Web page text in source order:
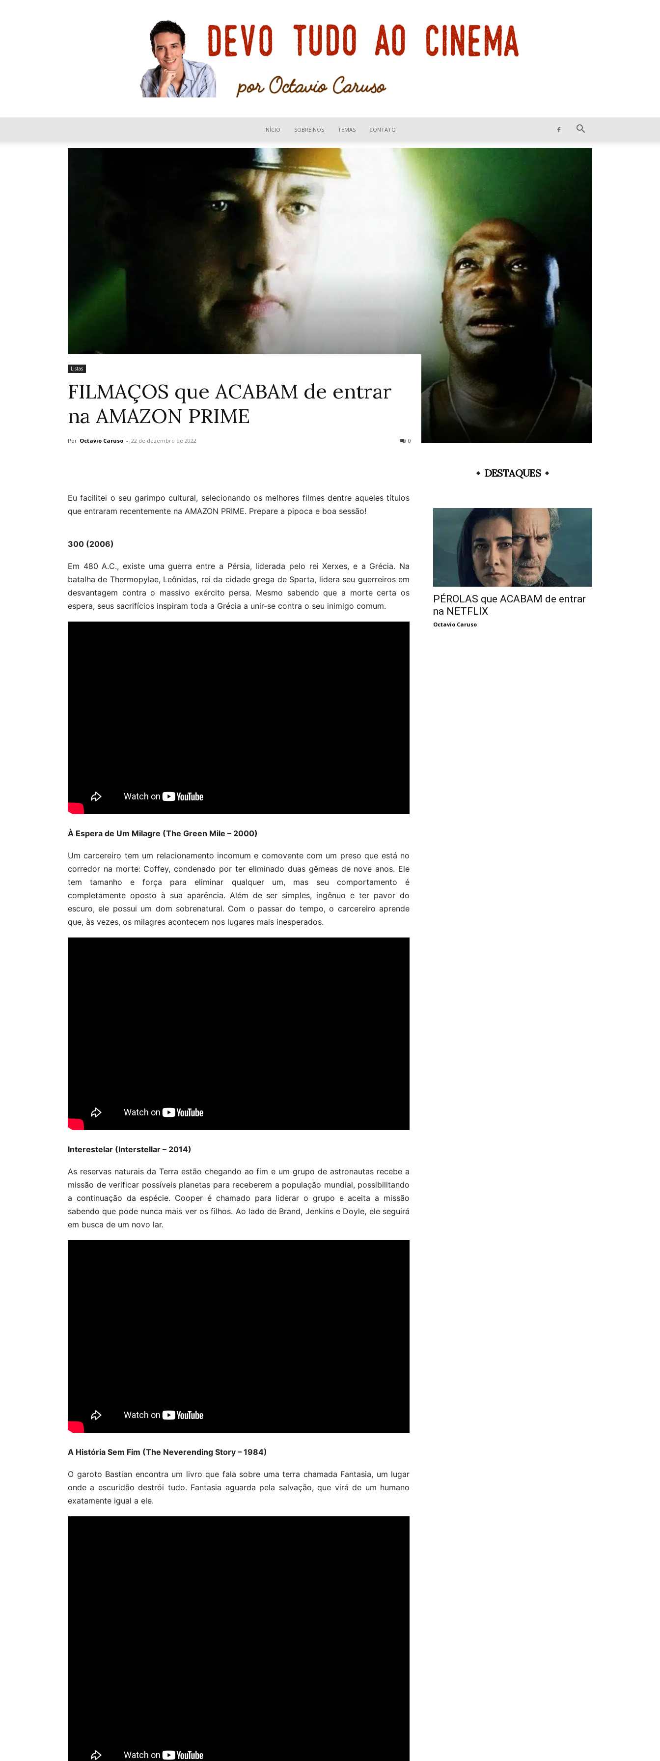
Devo
INÍCIO SOBRE NÓS TEMAS CONTATO
Listas
FILMAÇOS que ACABAM de entrar
na AMAZON PRIME
Por Octavio Caruso - 22 de dezembro de 2022 0
Eu facilitei o seu garimpo cultural, selecionando os melhores filmes dentre aqueles títulos
que entraram recentemente na AMAZON PRIME. Prepare a pipoca e boa sessão!
300 (2006)
Em 480 A.C., existe uma guerra entre a Pérsia, liderada pelo rei Xerxes, e a Grécia. Na
batalha de Thermopylae, Leônidas, rei da cidade grega de Sparta, lidera seu guerreiros em
desvantagem contra o massivo exército persa. Mesmo sabendo que a morte certa os
espera, seus sacrifícios inspiram toda a Grécia a unir-se contra o seu inimigo comum.
À Espera de Um Milagre (The Green Mile – 2000)
Um carcereiro tem um relacionamento incomum e comovente com um preso que está no
corredor na morte: Coffey, condenado por ter eliminado duas gêmeas de nove anos. Ele
tem tamanho e força para eliminar qualquer um, mas seu comportamento é
completamente oposto à sua aparência. Além de ser simples, ingênuo e ter pavor do
escuro, ele possui um dom sobrenatural. Com o passar do tempo, o carcereiro aprende
que, às vezes, os milagres acontecem nos lugares mais inesperados.
Interestelar (Interstellar – 2014)
As reservas naturais da Terra estão chegando ao fim e um grupo de astronautas recebe a
missão de verificar possíveis planetas para receberem a população mundial, possibilitando
a continuação da espécie. Cooper é chamado para liderar o grupo e aceita a missão
sabendo que pode nunca mais ver os filhos. Ao lado de Brand, Jenkins e Doyle, ele seguirá
em busca de um novo lar.
A História Sem Fim (The Neverending Story – 1984)
O garoto Bastian encontra um livro que fala sobre uma terra chamada Fantasia, um lugar
onde a escuridão destrói tudo. Fantasia aguarda pela salvação, que virá de um humano
exatamente igual a ele.
DESTAQUES
PÉROLAS que ACABAM de entrar
na NETFLIX
Octavio Caruso